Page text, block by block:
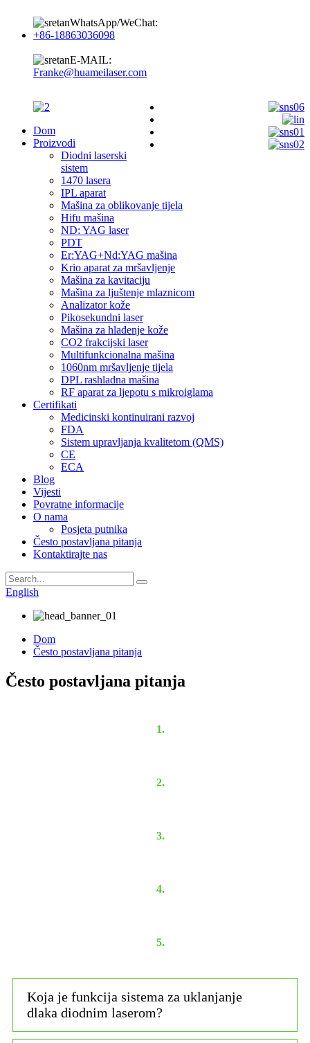
WhatsApp/WeChat:
+86-18863036098
E-MAIL:
Franke@huameilaser.com
Dom
Proizvodi
Diodni laserski
sistem
1470 lasera
IPL aparat
Mašina za oblikovanje tijela
Hifu mašina
ND: YAG laser
PDT
Er:YAG+Nd:YAG mašina
Krio aparat za mršavljenje
Mašina za kavitaciju
Mašina za ljuštenje mlaznicom
Analizator kože
Pikosekundni laser
Mašina za hlađenje kože
CO2 frakcijski laser
Multifunkcionalna mašina
1060nm mršavljenje tijela
DPL rashladna mašina
RF aparat za ljepotu s mikroiglama
Certifikati
Medicinski kontinuirani razvoj
FDA
Sistem upravljanja kvalitetom (QMS)
CE
ECA
Blog
Vijesti
Povratne informacije
O nama
Posjeta putnika
Često postavljana pitanja
Kontaktirajte nas
English
Dom
Često postavljana pitanja
Često postavljana pitanja
1.
2.
3.
4.
5.
Koja je funkcija sistema za uklanjanje
dlaka diodnim laserom?